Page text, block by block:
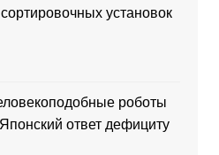
установок
роботы
ответ дефициту